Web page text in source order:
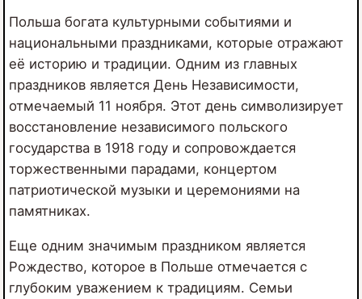
Польша богата культурными событиями и
национальными праздниками, которые отражают
её историю и традиции. Одним из главных
праздников является День Независимости,
отмечаемый 11 ноября. Этот день символизирует
восстановление независимого польского
государства в 1918 году и сопровождается
торжественными парадами, концертом
патриотической музыки и церемониями на
памятниках.
Еще одним значимым праздником является
Рождество, которое в Польше отмечается с
глубоким уважением к традициям. Семьи